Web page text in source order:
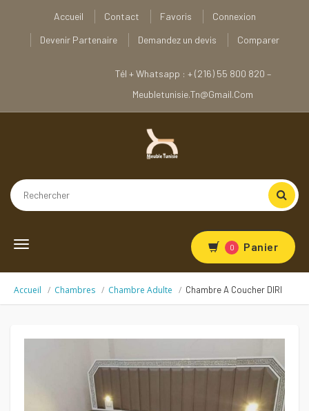
Accueil Contact Favoris
Connexion
Devenir Partenaire
Demandez un devis Comparer
Tél + Whatsapp : + (216) 55 800 820 –
Meubletunisie.tn@gmail.com
Toggle
0 Panier
Accueil Chambres Chambre Adulte Chambre A Coucher DIRI